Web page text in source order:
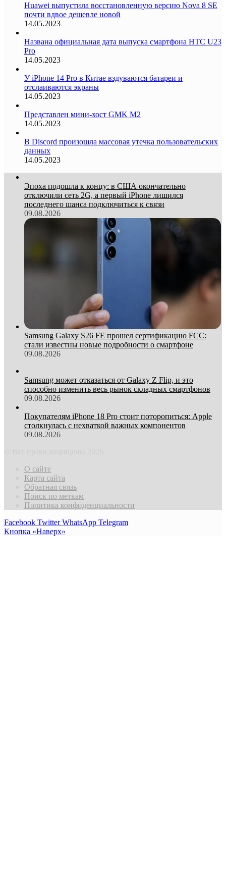
Huawei выпустила восстановленную версию Nova 8 SE
почти вдвое дешевле новой
14.05.2023
Названа официальная дата выпуска смартфона HTC U23
Pro
14.05.2023
У iPhone 14 Pro в Китае вздуваются батареи и
отслаиваются экраны
14.05.2023
Представлен мини-хост GMK M2
14.05.2023
В Discord произошла массовая утечка пользовательских
данных
14.05.2023
Эпоха подошла к концу: в США окончательно
отключили сеть 2G, а первый iPhone лишился
последнего шанса подключиться к связи
09.08.2026
Samsung Galaxy S26 FE прошел сертификацию FCC:
стали известны новые подробности о смартфоне
09.08.2026
Samsung может отказаться от Galaxy Z Flip, и это
способно изменить весь рынок складных смартфонов
09.08.2026
Покупателям iPhone 18 Pro стоит поторопиться: Apple
столкнулась с нехваткой важных компонентов
09.08.2026
О сайте
Карта сайта
Обратная связь
Поиск по меткам
Политика конфиденциальности
Facebook Twitter WhatsApp Telegram
Кнопка «Наверх»